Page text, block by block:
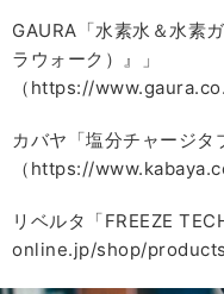
GAURA「水素水＆水素
ラウォーク）』」
（https://
カバヤ「塩分チャージタ
（https://
リベルタ「FREEZE
online.jp/shop/